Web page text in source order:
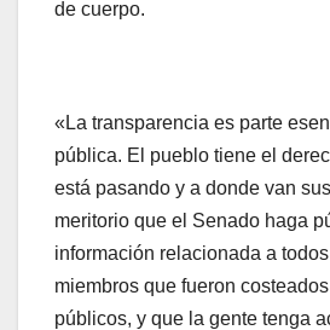
de cuerpo.
«La transparencia es parte
pública. El pueblo tiene el
está pasando y a donde van
meritorio que el Senado haga
información relacionada a
miembros que fueron
públicos, y que la gente tenga